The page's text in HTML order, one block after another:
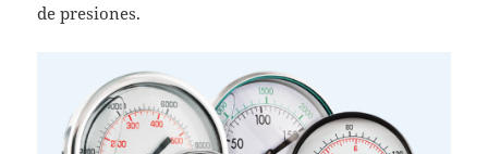
de presiones.